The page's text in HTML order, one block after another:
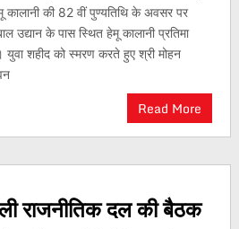
की 82 वीं पुण्यतिथि के अवसर पर
उद्यान के पास स्थित हेमू कालानी प्रतिमा
युवा शहीद को स्मरण करते हुए श्री मोहन
Read More
राजनीतिक दल की बैठक